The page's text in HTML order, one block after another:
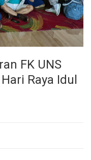
FK UNS
Raya Idul